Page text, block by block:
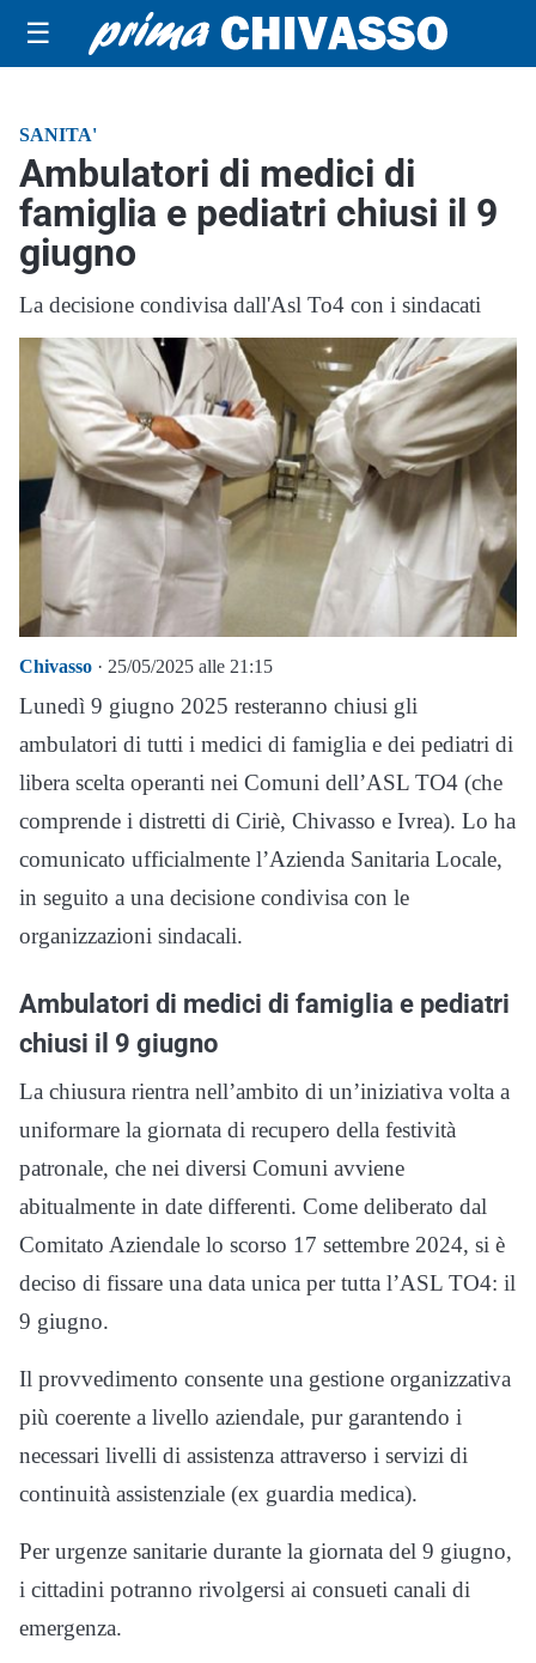
☰
SANITA'
Ambulatori di medici di
famiglia e pediatri chiusi il 9
giugno
La decisione condivisa dall'Asl To4 con i sindacati
Chivasso · 25/05/2025 alle 21:15
Lunedì 9 giugno 2025 resteranno chiusi gli
ambulatori di tutti i medici di famiglia e dei pediatri di
libera scelta operanti nei Comuni dell’ASL TO4 (che
comprende i distretti di Ciriè, Chivasso e Ivrea). Lo ha
comunicato ufficialmente l’Azienda Sanitaria Locale,
in seguito a una decisione condivisa con le
organizzazioni sindacali.
Ambulatori di medici di famiglia e pediatri
chiusi il 9 giugno
La chiusura rientra nell’ambito di un’iniziativa volta a
uniformare la giornata di recupero della festività
patronale, che nei diversi Comuni avviene
abitualmente in date differenti. Come deliberato dal
Comitato Aziendale lo scorso 17 settembre 2024, si è
deciso di fissare una data unica per tutta l’ASL TO4: il
9 giugno.
Il provvedimento consente una gestione organizzativa
più coerente a livello aziendale, pur garantendo i
necessari livelli di assistenza attraverso i servizi di
continuità assistenziale (ex guardia medica).
Per urgenze sanitarie durante la giornata del 9 giugno,
i cittadini potranno rivolgersi ai consueti canali di
emergenza.